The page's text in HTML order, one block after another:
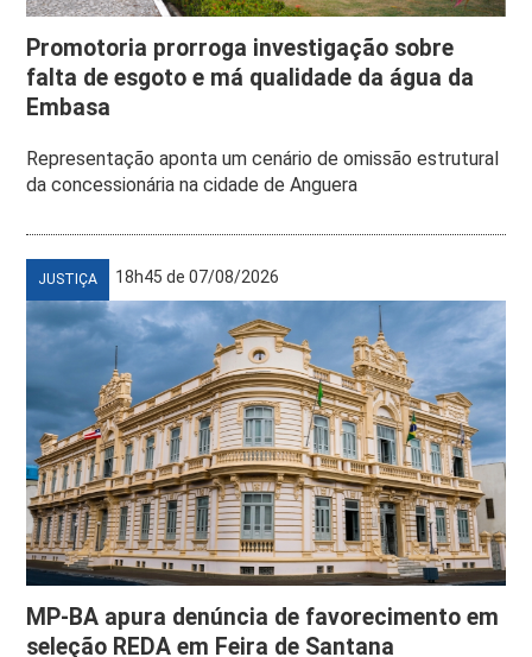
Promotoria prorroga investigação sobre
falta de esgoto e má qualidade da água da
Embasa
Representação aponta um cenário de omissão estrutural
da concessionária na cidade de Anguera
JUSTIÇA 18h45 de 07/08/2026
MP-BA apura denúncia de favorecimento em
seleção REDA em Feira de Santana